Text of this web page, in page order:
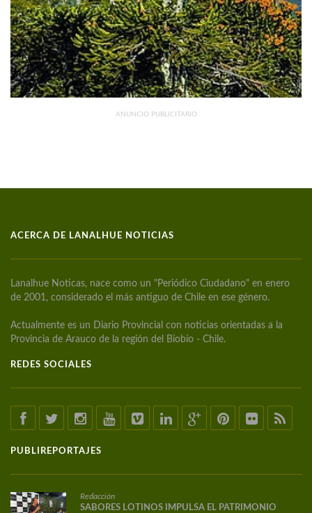
ANUNCIO PUBLICITARIO
ACERCA DE LANALHUE NOTICIAS
Lanalhue Noticas, nace como un "Periódico Ciudadano" en enero
de 2001, considerado el más antiguo de Chile en ese género.
Actualmente es un Diario Provincial con noticias orientadas a la
Provincia de Arauco de la región del Biobío - Chile.
REDES SOCIALES
PUBLIREPORTAJES
Redacción
SABORES LOTINOS IMPULSA EL PATRIMONIO